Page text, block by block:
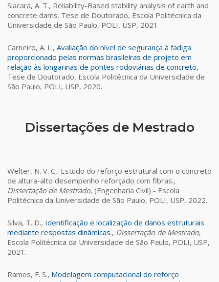
Siacara, A. T., Reliability-Based stability analysis of earth and
concrete dams. Tese de Doutorado, Escola Politécnica da
Universidade de São Paulo, POLI, USP, 2021
Carneiro, A. L., Avaliação do nível de segurança à fadiga
proporcionado pelas normas brasileiras de projeto em
relação às longarinas de pontes rodoviárias de concreto,
Tese de Doutorado, Escola Politécnica da Universidade de
São Paulo, POLI, USP, 2020.
Dissertações de Mestrado
Welter, N. V. C,. Estudo do reforço estrutural com o concreto
de altura-alto desempenho reforçado com fibras.,
Dissertação de Mestrado, (Engenharia Civil) - Escola
Politécnica da Universidade de São Paulo, POLI, USP, 2022.
Silva, T. D., Identificação e localização de danos estruturais
mediante respostas dinâmicas., Dissertação de Mestrado,
Escola Politécnica da Universidade de São Paulo, POLI, USP,
2021.
Ramos, F. S., Modelagem computacional do reforço